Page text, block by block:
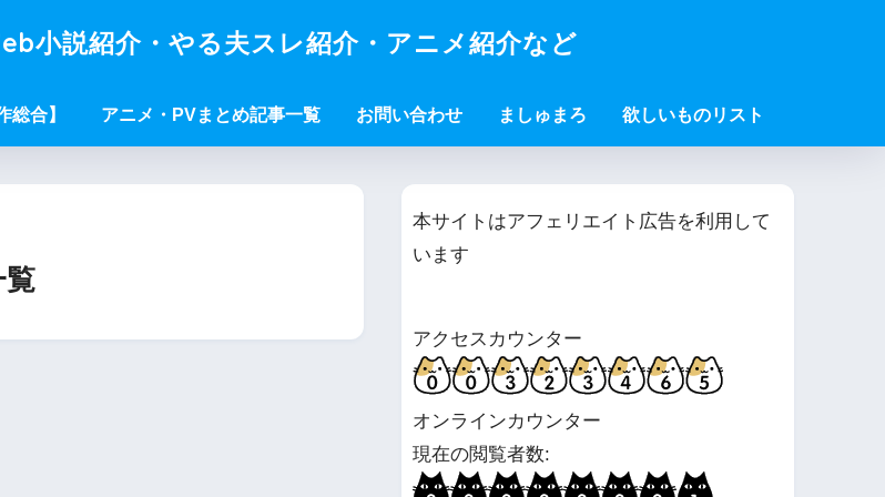
小説紹介・やる夫スレ紹介・アニメ紹介など
総合】 アニメ・PVまとめ記事一覧 お問い合わせ ましゅまろ 欲しいものリスト
覧
本サイトはアフェリエイト広告を利用して
います
アクセスカウンター
オンラインカウンター
現在の閲覧者数: